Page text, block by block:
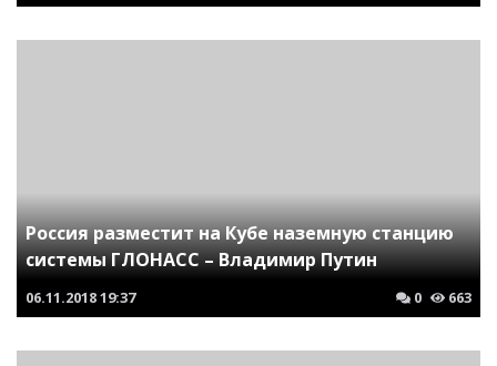
Россия разместит на Кубе наземную станцию
системы ГЛОНАСС – Владимир Путин
06.11.201819:37 0 663